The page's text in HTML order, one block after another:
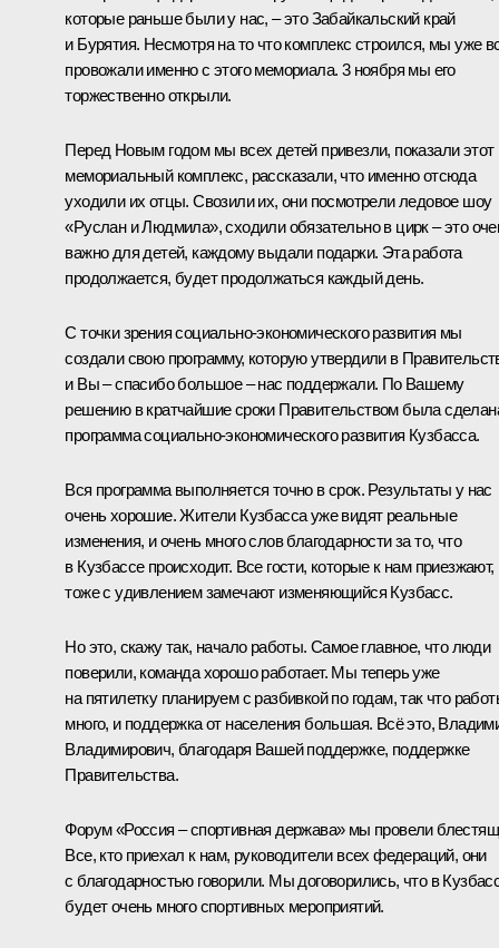
которые раньше были у нас, – это Забайкальский край
и Бурятия. Несмотря на то что комплекс строился, мы уже
провожали именно с этого мемориала. 3 ноября мы его
торжественно открыли.
Перед Новым годом мы всех детей привезли, показали этот
мемориальный комплекс, рассказали, что именно отсюда
уходили их отцы. Свозили их, они посмотрели ледовое шоу
«Руслан и Людмила», сходили обязательно в цирк – это
важно для детей, каждому выдали подарки. Эта работа
продолжается, будет продолжаться каждый день.
С точки зрения социально-экономического развития мы
создали свою программу, которую утвердили в
и Вы – спасибо большое – нас поддержали. По Вашему
решению в кратчайшие сроки Правительством была
программа социально-экономического развития Кузбасса.
Вся программа выполняется точно в срок. Результаты у нас
очень хорошие. Жители Кузбасса уже видят реальные
изменения, и очень много слов благодарности за то, что
в Кузбассе происходит. Все гости, которые к нам приезжают,
тоже с удивлением замечают изменяющийся Кузбасс.
Но это, скажу так, начало работы. Самое главное, что люди
поверили, команда хорошо работает. Мы теперь уже
на пятилетку планируем с разбивкой по годам, так что
много, и поддержка от населения большая. Всё это,
Владимирович, благодаря Вашей поддержке, поддержке
Правительства.
Форум «Россия – спортивная держава» мы провели
Все, кто приехал к нам, руководители всех федераций, они
с благодарностью говорили. Мы договорились, что в
будет очень много спортивных мероприятий.